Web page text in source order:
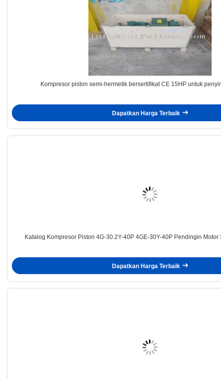
Kompresor piston semi-hermetik bersertifikat CE 15HP untuk
Dapatkan Harga Terbaik
Katalog Kompresor Piston 4G-30.2Y-40P 4GE-30Y-40P Pendingin
Dapatkan Harga Terbaik